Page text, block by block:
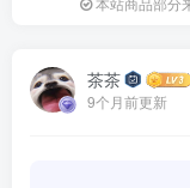
茶茶
9个月前更新